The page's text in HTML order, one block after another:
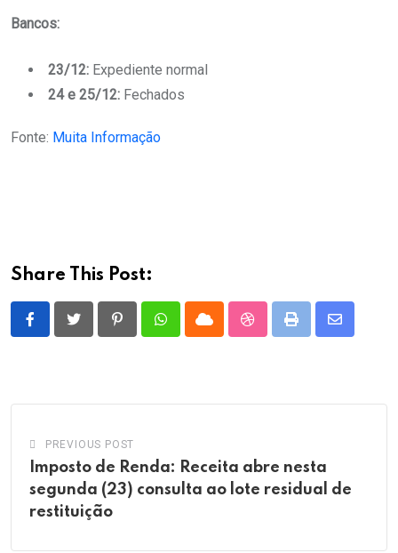
Bancos:
23/12: Expediente normal
24 e 25/12: Fechados
Fonte: Muita Informação
Share This Post:
PinterestWhatsappCloud StumbleUpon
Print
Share
PREVIOUS POST
Imposto de Renda: Receita abre nesta
segunda (23) consulta ao lote residual de
restituição